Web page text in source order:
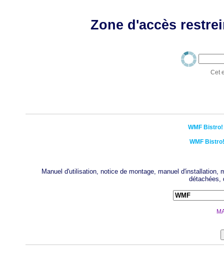
Zone d'accès
Cet
WMF Bistro!
WMF
Manuel d'utilisation, notice de montage, manuel
détachées,